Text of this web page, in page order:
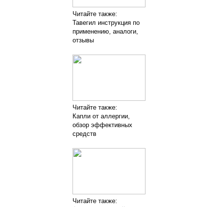
Читайте также:
Тавегил инструкция по
применению, аналоги,
отзывы
Читайте также:
Капли от аллергии,
обзор эффективных
средств
Читайте также: